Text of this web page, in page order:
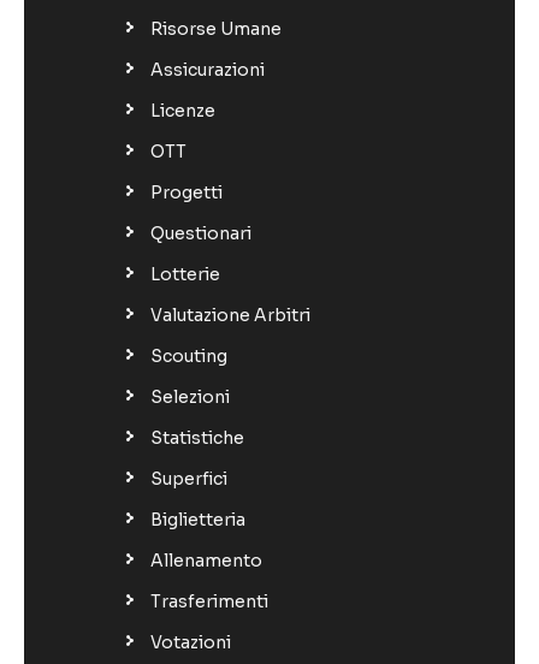
Risorse Umane
Assicurazioni
Licenze
OTT
Progetti
Questionari
Lotterie
Valutazione Arbitri
Scouting
Selezioni
Statistiche
Superfici
Biglietteria
Allenamento
Trasferimenti
Votazioni